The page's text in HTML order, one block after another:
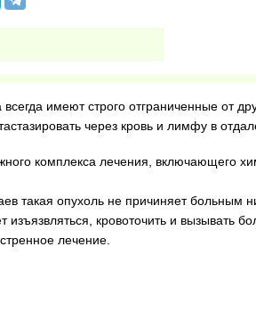
имеют строго отграниченные от
через кровь и лимфу в
комплекса лечения, включающего
такая опухоль не причиняет больным
изъязвляться, кровоточить и вызывать
лечение.